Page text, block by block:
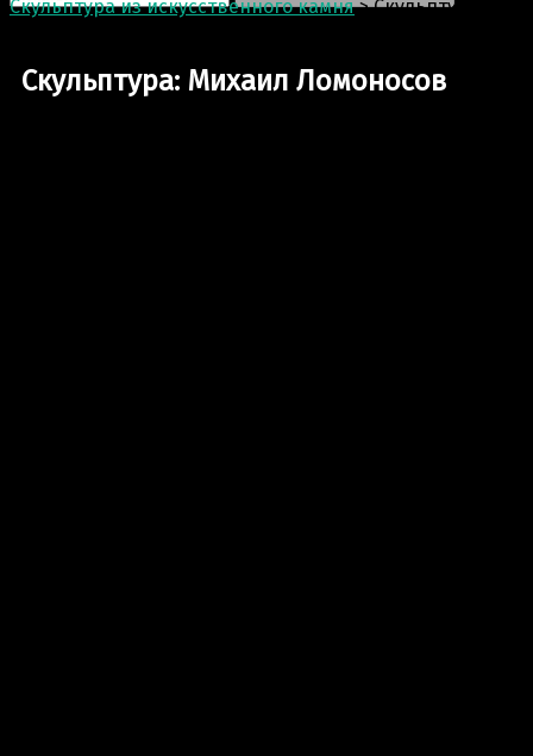
Скульптура из искусственного камня>Скульптура:
Скульптура: Михаил Ломоносов